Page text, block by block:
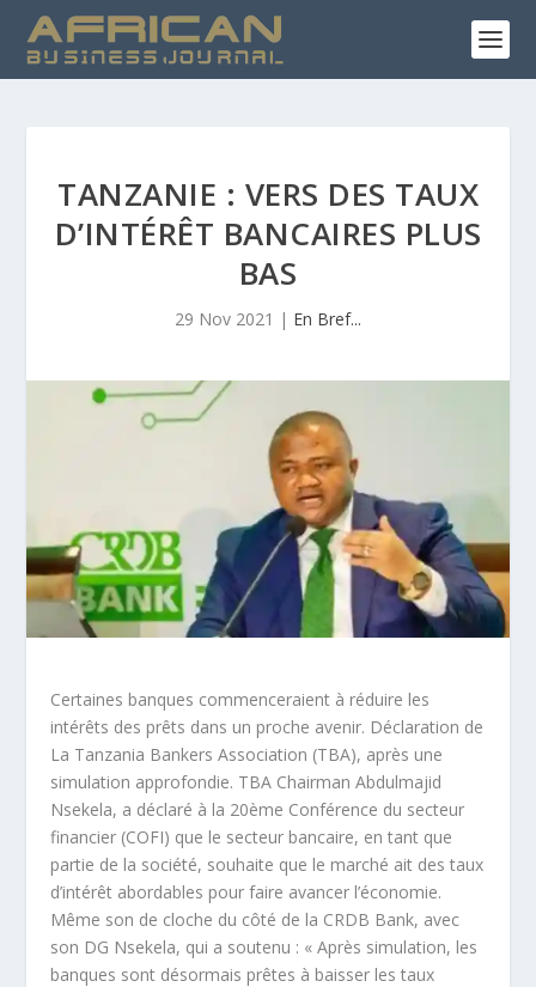
TANZANIE : VERS DES TAUX
D’INTÉRÊT BANCAIRES PLUS
BAS
29 Nov 2021 | En Bref...
Certaines banques commenceraient à réduire les
intérêts des prêts dans un proche avenir. Déclaration de
La Tanzania Bankers Association (TBA), après une
simulation approfondie. TBA Chairman Abdulmajid
Nsekela, a déclaré à la 20ème Conférence du secteur
financier (COFI) que le secteur bancaire, en tant que
partie de la société, souhaite que le marché ait des taux
d’intérêt abordables pour faire avancer l’économie.
Même son de cloche du côté de la CRDB Bank, avec
son DG Nsekela, qui a soutenu : « Après simulation, les
banques sont désormais prêtes à baisser les taux